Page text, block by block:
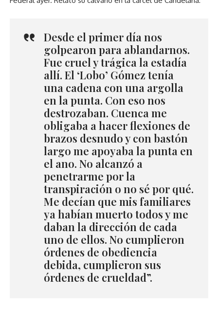
Desde el primer día nos
golpearon para ablandarnos.
Fue cruel y trágica la estadía
allí. El ‘Lobo’ Gómez tenía
una cadena con una argolla
en la punta. Con eso nos
destrozaban. Cuenca me
obligaba a hacer flexiones de
brazos desnudo y con bastón
largo me apoyaba la punta en
el ano. No alcanzó a
penetrarme por la
transpiración o no sé por qué.
Me decían que mis familiares
ya habían muerto todos y me
daban la dirección de cada
uno de ellos. No cumplieron
órdenes de obediencia
debida, cumplieron sus
órdenes de crueldad”.